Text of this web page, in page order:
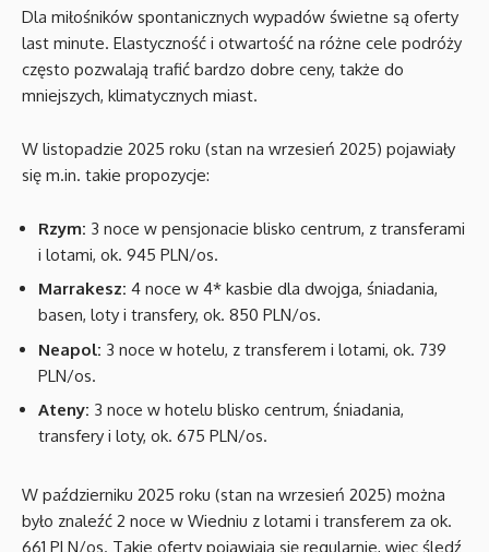
Dla miłośników spontanicznych wypadów świetne są oferty
last minute. Elastyczność i otwartość na różne cele podróży
często pozwalają trafić bardzo dobre ceny, także do
mniejszych, klimatycznych miast.
W listopadzie 2025 roku (stan na wrzesień 2025) pojawiały
się m.in. takie propozycje:
Rzym: 3 noce w pensjonacie blisko centrum, z transferami
i lotami, ok. 945 PLN/os.
Marrakesz: 4 noce w 4* kasbie dla dwojga, śniadania,
basen, loty i transfery, ok. 850 PLN/os.
Neapol: 3 noce w hotelu, z transferem i lotami, ok. 739
PLN/os.
Ateny: 3 noce w hotelu blisko centrum, śniadania,
transfery i loty, ok. 675 PLN/os.
W październiku 2025 roku (stan na wrzesień 2025) można
było znaleźć 2 noce w Wiedniu z lotami i transferem za ok.
661 PLN/os. Takie oferty pojawiają się regularnie, więc śledź